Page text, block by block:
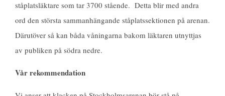
ståplatsläktare som tar 3700 stående. Detta blir med andra
ord den största sammanhängande ståplatssektionen på arenan.
Därutöver så kan båda våningarna bakom läktaren utnyttjas
av publiken på södra nedre.
Vår rekommendation